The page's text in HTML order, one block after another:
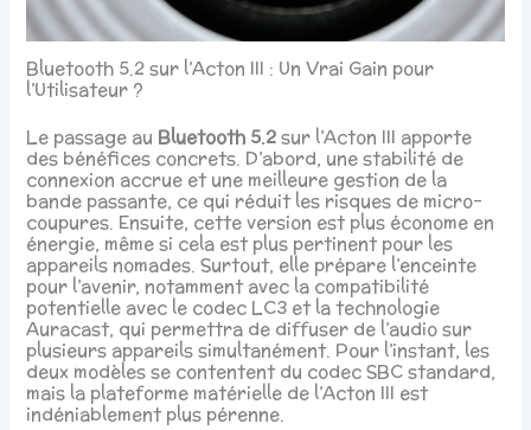
Bluetooth 5.2 sur l’Acton III : Un Vrai Gain pour
l’Utilisateur ?
Le passage au Bluetooth 5.2sur l’Acton III apporte
des bénéfices concrets. D’abord, une stabilité de
connexion accrue et une meilleure gestion de la
bande passante, ce qui réduit les risques de micro-
coupures. Ensuite, cette version est plus économe en
énergie, même si cela est plus pertinent pour les
appareils nomades. Surtout, elle prépare l’enceinte
pour l’avenir, notamment avec la compatibilité
potentielle avec le codec LC3 et la technologie
Auracast, qui permettra de diffuser de l’audio sur
plusieurs appareils simultanément. Pour l’instant, les
deux modèles se contentent du codec SBC standard,
mais la plateforme matérielle de l’Acton III est
indéniablement plus pérenne.